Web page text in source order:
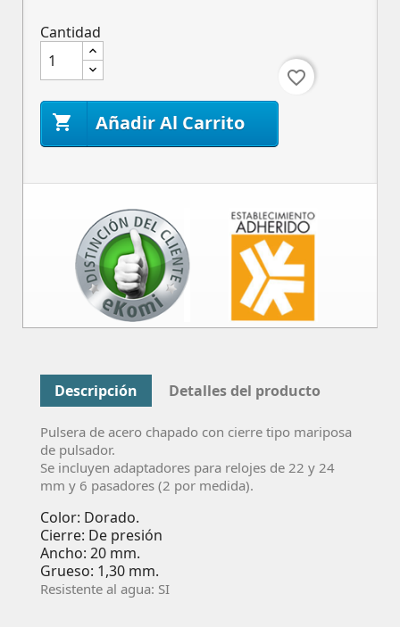
Cantidad
 Añadir Al Carrito
favorite_border
Descripción Detalles del producto
Pulsera de acero chapado con cierre tipo mariposa
de pulsador.
Se incluyen adaptadores para relojes de 22 y 24
mm y 6 pasadores (2 por medida).
Color: Dorado.
Cierre: De presión
Ancho: 20 mm.
Grueso: 1,30 mm.
Resistente al agua: SI